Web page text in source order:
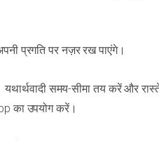
प्रगति पर नज़र रख पाएंगे।
समय-सीमा तय करें और
का उपयोग करें।